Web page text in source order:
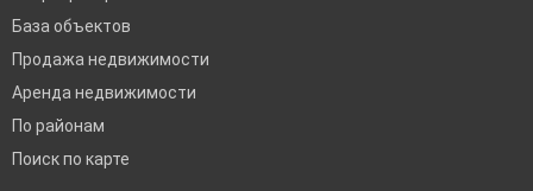
База объектов
Продажа недвижимости
Аренда недвижимости
По районам
Поиск по карте